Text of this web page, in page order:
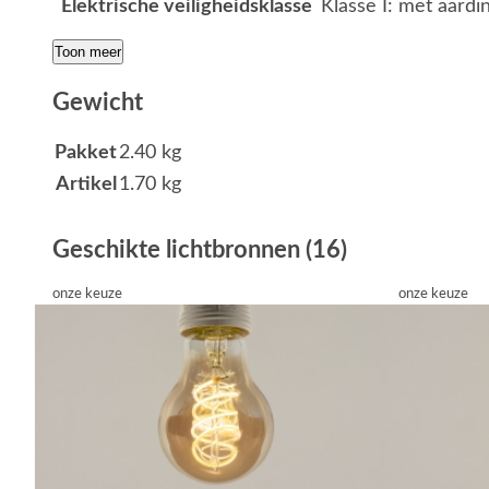
Elektrische veiligheidsklasse Klasse I: met
Toon meer
Gewicht
Pakket2.40 kg
Artikel 1.70 kg
Geschikte lichtbronnen (16)
onze keuze onze keuze